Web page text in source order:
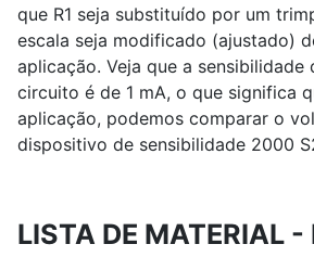
que R1 seja substituído por um
escala seja modificado (ajustado)
aplicação. Veja que a sensibilidade
circuito é de 1 mA, o que significa
aplicação, podemos comparar o
dispositivo de sensibilidade 2000
LISTA DE MATERIAL